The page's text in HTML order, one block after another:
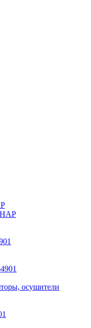
осушители